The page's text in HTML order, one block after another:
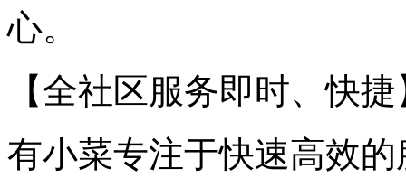
心。
【全社区服务即时、快捷
有小菜专注于快速高效